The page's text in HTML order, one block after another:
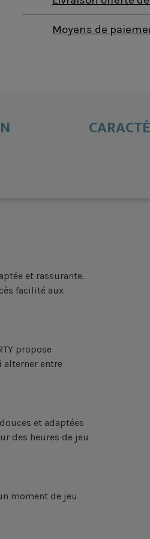
Moyens de
et rassurante.
facilité aux
propose
alterner entre
et adaptées
des heures de jeu
moment de jeu